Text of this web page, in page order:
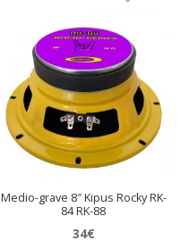
Medio-grave 8″ Kipus Rocky RK-
84 RK-88
34€